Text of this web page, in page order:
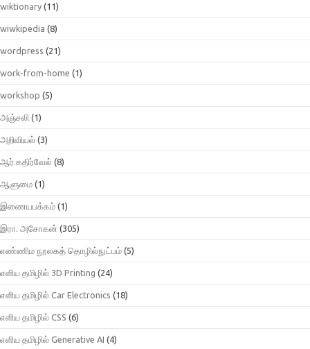
wiktionary (11)
wiwkipedia (8)
wordpress (21)
work-from-home (1)
workshop (5)
அஞ்சலி (1)
அறிவியல் (3)
ஆர்.கதிர்வேல் (8)
ஆளுமை (1)
இணையபக்கம் (1)
இரா. அசோகன் (305)
எண்ணிம நூலகத் தொழில்நுட்பம் (5)
எளிய தமிழில் 3D Printing (24)
எளிய தமிழில் Car Electronics (18)
எளிய தமிழில் CSS (6)
எளிய தமிழில் Generative AI (4)